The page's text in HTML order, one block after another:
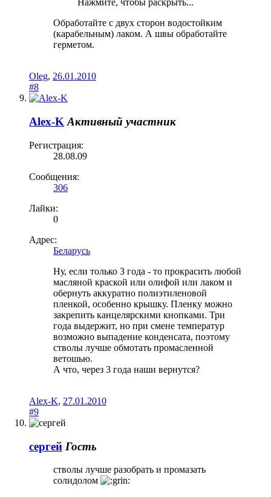
Нажмите, чтобы раскрыть...
Обработайте с двух сторон водостойким
(карабельным) лаком. А швы обработайте
герметом.
Oleg, 26.01.2010
#8
Alex-K Активный участник
Регистрация:
28.08.09
Сообщения:
306
Лайки:
0
Адрес:
Беларусь
Ну, если только 3 года - то прокрасить любой
масляной краской или олифой или лаком и
обернуть аккуратно полиэтиленовой
пленкой, особенно крышку. Пленку можно
закрепить канцелярскими кнопками. Три
года выдержит, но при смене температур
возможно выпадение конденсата, поэтому
стволы лучше обмотать промасленной
ветошью.
А что, через 3 года наши вернутся?
Alex-K, 27.01.2010
#9
сергей Гость
стволы лучше разобрать и промазать
солидолом